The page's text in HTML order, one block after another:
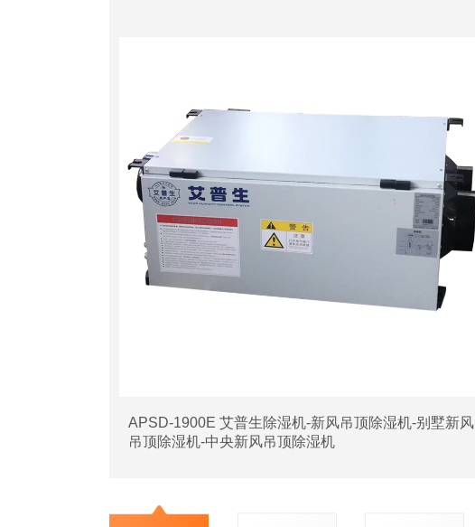
APSD-1900E 艾普生除湿机-新风吊顶除湿机-别墅新风
吊顶除湿机-中央新风吊顶除湿机